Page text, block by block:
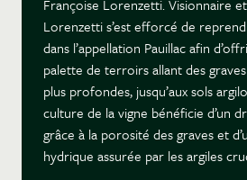
Françoise Lorenzetti. Visionnaire
Lorenzetti s’est efforcé de
dans l’appellation Pauillac afin
palette de terroirs allant des
plus profondes, jusqu’aux sols
culture de la vigne bénéficie d’un
grâce à la porosité des graves et
hydrique assurée par les argiles